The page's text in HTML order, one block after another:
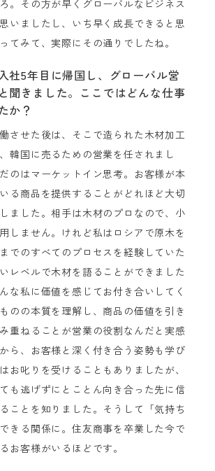
。その方が早くグローバルなビジネス
いましたし、いち早く成長できると思
てみて、実際にその通りでしたね。
5年目に帰国し、グローバル営
聞きました。ここではどんな仕事
か？
させた後は、そこで造られた木材加工
韓国に売るための営業を任されまし
のはマーケットイン思考。お客様が本
る商品を提供することがどれほど大切
ました。相手は木材のプロなので、小
しません。けれど私はロシアで原木を
でのすべてのプロセスを経験していた
レベルで木材を語ることができました
な私に価値を感じてお付き合いしてく
のの本質を理解し、商品の価値を引き
重ねることが営業の役割なんだと実感
ら、お客様と深く付き合う姿勢も学び
お叱りを受けることもありましたが、
も逃げずにとことん向き合った先に信
ことを知りました。そうして「気持ち
きる関係に。住友商事を卒業した今で
お客様がいるほどです。